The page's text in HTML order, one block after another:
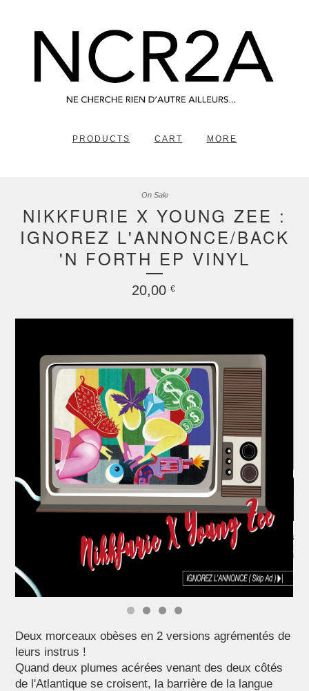
PRODUCTS CART MORE
NIKKFURIE X YOUNG ZEE :
IGNOREZ L'ANNONCE/BACK
'N FORTH EP VINYL
20,00 €
On Sale
Deux morceaux obèses en 2 versions agrémentés de
leurs instrus !
Quand deux plumes acérées venant des deux côtés
de l'Atlantique se croisent, la barrière de la langue